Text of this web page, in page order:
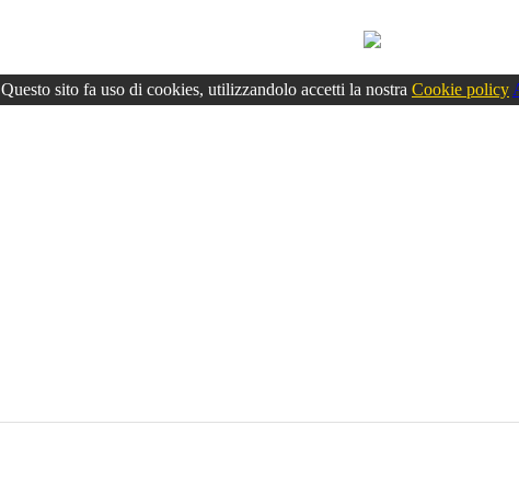
Questo sito fa uso di cookies, utilizzandolo accetti la nostra Cookie policy